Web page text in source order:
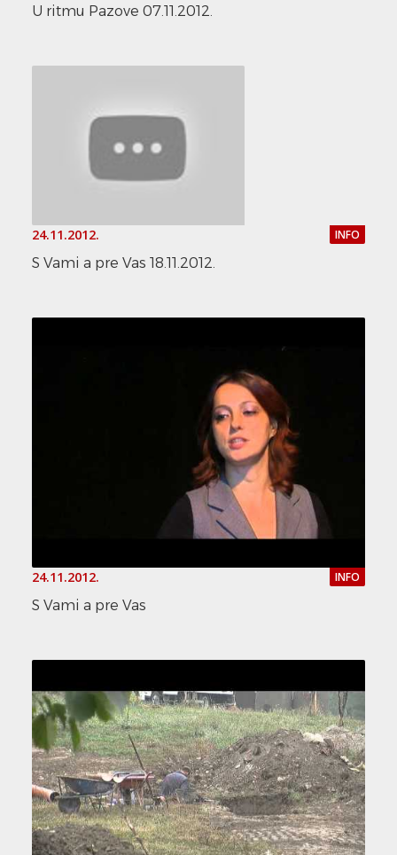
U ritmu Pazove 07.11.2012.
24.11.2012. INFO
S Vami a pre Vas 18.11.2012.
24.11.2012. INFO
S Vami a pre Vas